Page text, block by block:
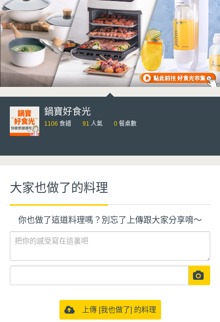
鍋寶好食光
1106 食譜 91 人氣 0 餐桌數
大家也做了的料理
你也做了這道料理嗎？別忘了上傳跟大家分享唷～
上傳 [我也做了] 的料理